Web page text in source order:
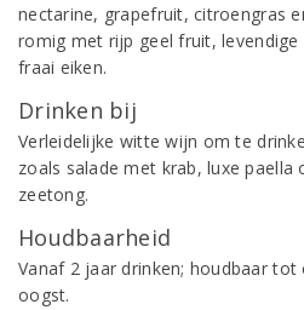
nectarine, grapefruit, citroengras
romig met rijp geel fruit,
fraai eiken.
Drinken bij
Verleidelijke witte wijn om te
zoals salade met krab, luxe paella
zeetong.
Houdbaarheid
Vanaf 2 jaar drinken; houdbaar tot
oogst.